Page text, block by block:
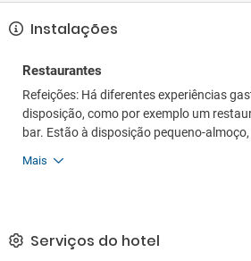
Instalações
Restaurantes
Refeições: Há diferentes experiências
disposição, como por exemplo um
bar. Estão à disposição pequeno-
Mais
Serviços do hotel